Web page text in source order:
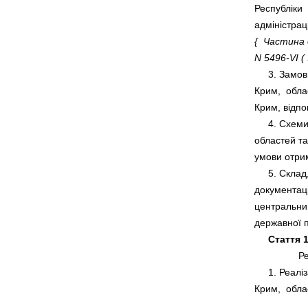
{  Частина
N 5496-VI (
3.
Крим,
4.
областей
5.
Стаття
1.
Крим,